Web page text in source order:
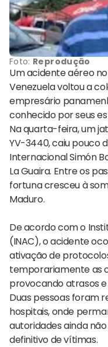
Foto: Reprodução
Um acidente aéreo
Venezuela voltou a
empresário
conhecido por seus
Na quarta-feira, um
YV-3440, caiu pouco
Internacional Simón
La Guaira. Entre os
fortuna cresceu à
Maduro.
De acordo com o
(INAC), o acidente
ativação de
temporariamente as
provocando atrasos
Duas pessoas foram
hospitais, onde
autoridades ainda
definitivo de vítimas.